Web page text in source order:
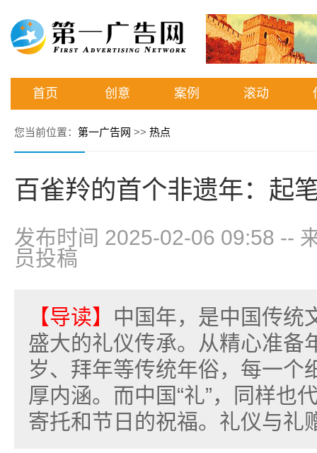
首页 创意 案例 滚动
您当前位置： 第一广告网 >> 热点
百雀羚的首个非遗年：起
发布时间 2025-02-06 09:58 --
员投稿
【导读】 中国年，是中国传统
盛大的礼仪传承。从精心准备
岁、拜年等传统年俗，每一个
厚内涵。而中国“礼”，同样也
寄托和节日的祝福。礼仪与礼